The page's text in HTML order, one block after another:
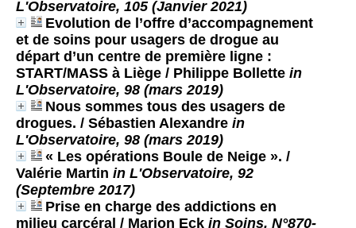
L'Observatoire, 105 (Janvier 2021)
Evolution de l’offre d’accompagnement
et de soins pour usagers de drogue au
départ d’un centre de première ligne :
START/MASS à Liège / Philippe Bollette in
L'Observatoire, 98 (mars 2019)
Nous sommes tous des usagers de
drogues. / Sébastien Alexandre in
L'Observatoire, 98 (mars 2019)
« Les opérations Boule de Neige ». /
Valérie Martin in L'Observatoire, 92
(Septembre 2017)
Prise en charge des addictions en
milieu carcéral / Marion Eck in Soins, N°870-